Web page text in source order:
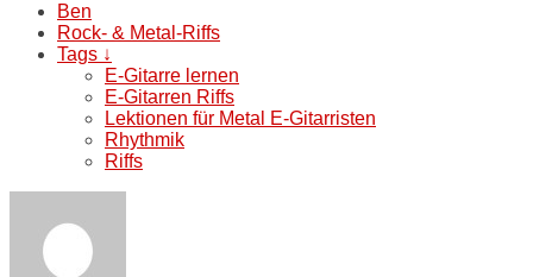
Ben
Rock- & Metal-Riffs
Tags ↓
E-Gitarre lernen
E-Gitarren Riffs
Lektionen für Metal E-Gitarristen
Rhythmik
Riffs